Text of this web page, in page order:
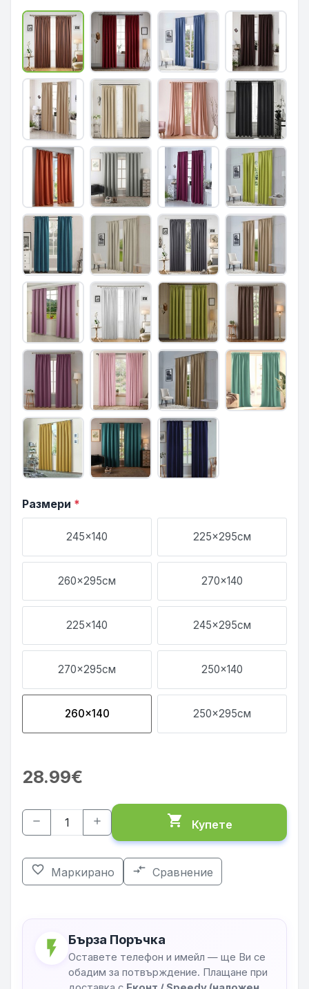
Размери *
245x140 225x295см
260x295см 270x140
225x140 245x295см
270x295см 250x140
260x140 250x295см
28.99€
remove add shopping_cart Купете
favorite_border Маркирано compare_arrows Сравнение
flash_on Бърза Поръчка
Оставете телефон и имейл — ще Ви се
обадим за потвърждение. Плащане при